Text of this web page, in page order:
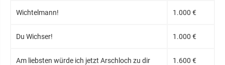
Wichtelmann! 1.000 €
Du Wichser! 1.000 €
Am liebsten würde ich jetzt Arschloch zu dir
1.600 €